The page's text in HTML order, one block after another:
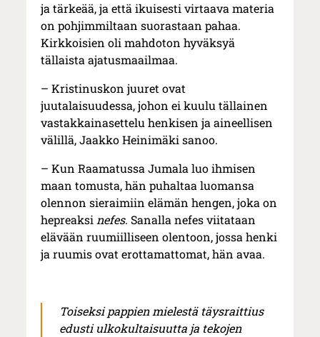
ja tärkeää, ja että ikuisesti virtaava materia
on pohjimmiltaan suorastaan pahaa.
Kirkkoisien oli mahdoton hyväksyä
tällaista ajatusmaailmaa.
– Kristinuskon juuret ovat
juutalaisuudessa, johon ei kuulu tällainen
vastakkainasettelu henkisen ja aineellisen
välillä, Jaakko Heinimäki sanoo.
– Kun Raamatussa Jumala luo ihmisen
maan tomusta, hän puhaltaa luomansa
olennon sieraimiin elämän hengen, joka on
hepreaksinefes. Sanalla nefes viitataan
elävään ruumiilliseen olentoon, jossa henki
ja ruumis ovat erottamattomat, hän avaa.
Toiseksi pappien mielestä täysraittius
edusti ulkokultaisuutta ja tekojen